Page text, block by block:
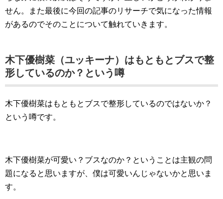
せん。また最後に今回の記事のリサーチで気になった情報
があるのでそのことについて触れていきます。
木下優樹菜（ユッキーナ）はもともとブスで整
形しているのか？という噂
木下優樹菜はもともとブスで整形しているのではないか？
という噂です。
木下優樹菜が可愛い？ブスなのか？ということは主観の問
題になると思いますが、僕は可愛いんじゃないかと思いま
す。